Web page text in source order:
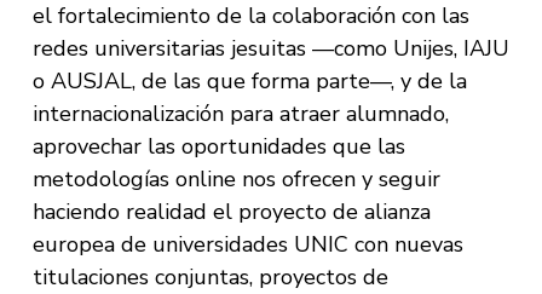
el fortalecimiento de la colaboración con las
redes universitarias jesuitas —como Unijes, IAJU
o AUSJAL, de las que forma parte—, y de la
internacionalización para atraer alumnado,
aprovechar las oportunidades que las
metodologías online nos ofrecen y seguir
haciendo realidad el proyecto de alianza
europea de universidades UNIC con nuevas
titulaciones conjuntas, proyectos de